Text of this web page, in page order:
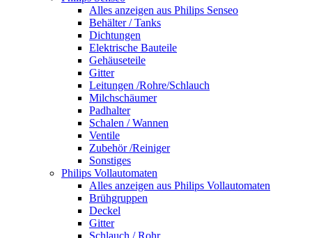
Alles anzeigen aus Philips Senseo
Behälter / Tanks
Dichtungen
Elektrische Bauteile
Gehäuseteile
Gitter
Leitungen /Rohre/Schlauch
Milchschäumer
Padhalter
Schalen / Wannen
Ventile
Zubehör /Reiniger
Sonstiges
Philips Vollautomaten
Alles anzeigen aus Philips Vollautomaten
Brühgruppen
Deckel
Gitter
Schlauch / Rohr